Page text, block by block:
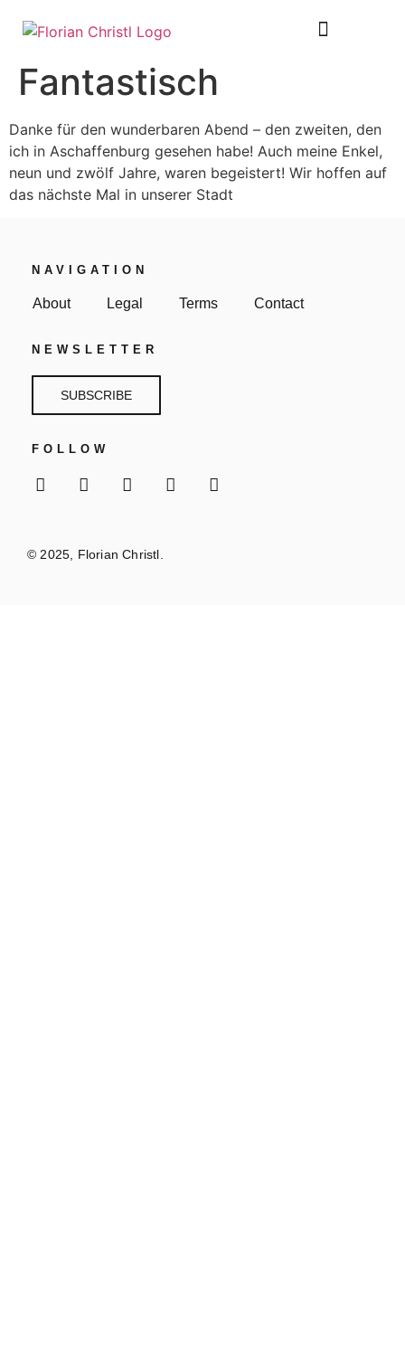
Fantastisch
Danke für den wunderbaren Abend – den zweiten, den
ich in Aschaffenburg gesehen habe! Auch meine Enkel,
neun und zwölf Jahre, waren begeistert! Wir hoffen auf
das nächste Mal in unserer Stadt
NAVIGATION
About Legal Terms Contact
NEWSLETTER
SUBSCRIBE
FOLLOW
© 2025, Florian Christl.